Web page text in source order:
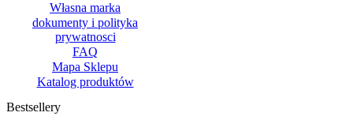
Własna marka
dokumenty i polityka
prywatnosci
FAQ
Mapa Sklepu
Katalog produktów
Bestsellery